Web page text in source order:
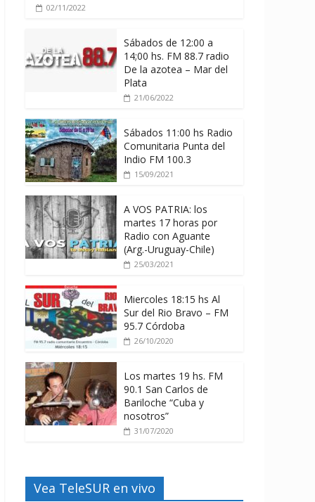
02/11/2022
Sábados de 12:00 a
14;00 hs. FM 88.7 radio
De la azotea – Mar del
Plata
21/06/2022
Sábados 11:00 hs Radio
Comunitaria Punta del
Indio FM 100.3
15/09/2021
A VOS PATRIA: los
martes 17 horas por
Radio con Aguante
(Arg.-Uruguay-Chile)
25/03/2021
Miercoles 18:15 hs Al
Sur del Rio Bravo – FM
95.7 Córdoba
26/10/2020
Los martes 19 hs. FM
90.1 San Carlos de
Bariloche “Cuba y
nosotros”
31/07/2020
Vea TeleSUR en vivo